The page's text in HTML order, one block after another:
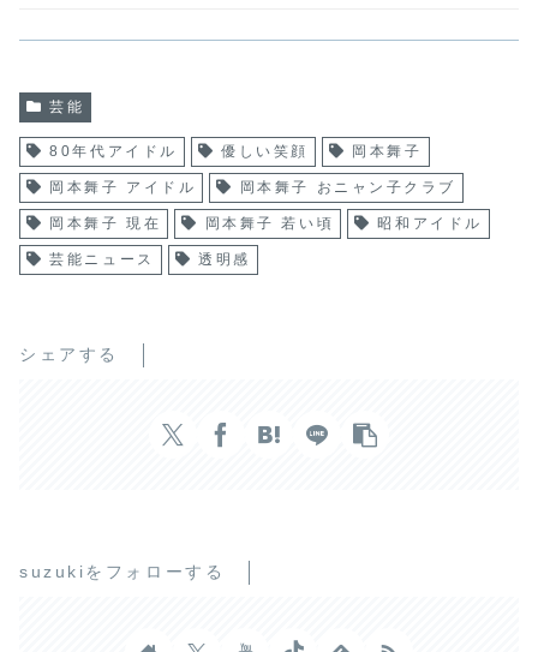
芸能
80年代アイドル 優しい笑顔 岡本舞子
岡本舞子 アイドル 岡本舞子 おニャン子クラブ
岡本舞子 現在 岡本舞子 若い頃 昭和アイドル
芸能ニュース 透明感
シェアする
suzukiをフォローする